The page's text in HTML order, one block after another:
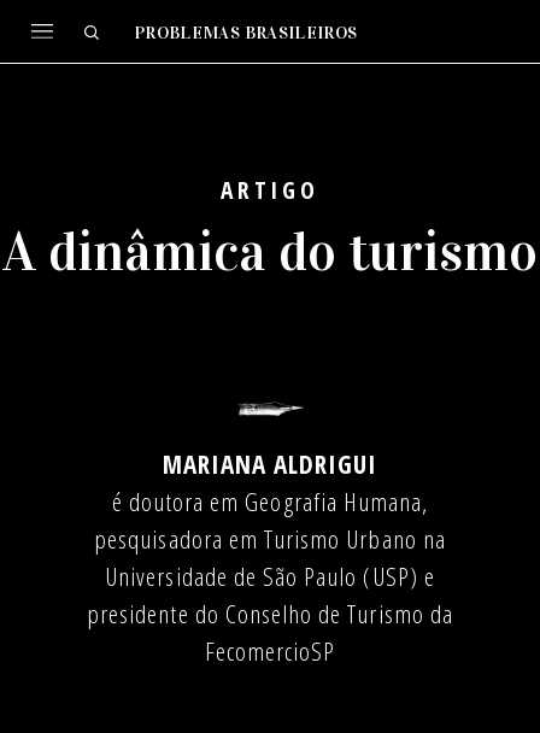
PROBLEMAS BRASILEIROS
ARTIGO
A dinâmica do turismo
MARIANA ALDRIGUI
é doutora em Geografia Humana,
pesquisadora em Turismo Urbano na
Universidade de São Paulo (USP) e
presidente do Conselho de Turismo da
FecomercioSP